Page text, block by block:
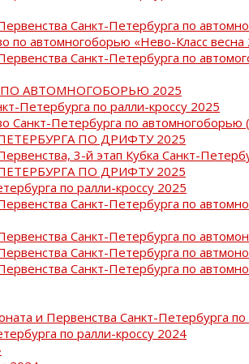
Санкт-Петербурга по
по автомногоборью «Нево-Класс весна
Санкт-Петербурга по
АВТОМНОГОБОРЬЮ 2025
Петербурга по ралли-кроссу 2025
Санкт-Петербурга по автомногоборью
ПО ДРИФТУ 2025
3-й этап Кубка Санкт-
ПО ДРИФТУ 2025
по ралли-кроссу 2025
Санкт-Петербурга по
Санкт-Петербурга по
Санкт-Петербурга по
Санкт-Петербурга по
и Первенства Санкт-Петербурга
по ралли-кроссу 2024